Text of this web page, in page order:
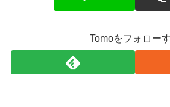
Tomoをフォロー